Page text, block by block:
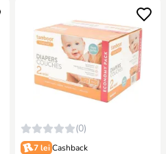
(0)
7 lei Cashback